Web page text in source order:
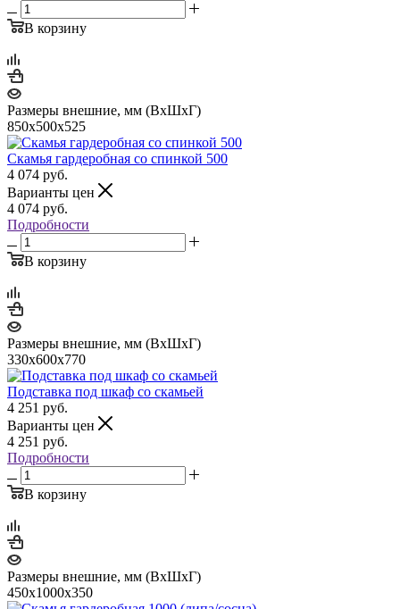
В корзину
Размеры внешние, мм (ВхШхГ)
850х500х525
Скамья гардеробная со спинкой 500
4 074 руб.
Варианты цен
4 074 руб.
Подробности
В корзину
Размеры внешние, мм (ВхШхГ)
330х600х770
Подставка под шкаф со скамьей
4 251 руб.
Варианты цен
4 251 руб.
Подробности
В корзину
Размеры внешние, мм (ВхШхГ)
450х1000х350